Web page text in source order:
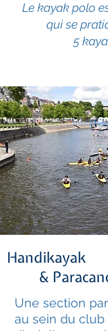
Le kayak polo
qui se
5
Handikayak
&
Une section
au sein du club